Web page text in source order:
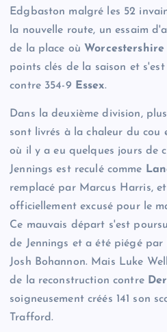
Edgbaston malgré les 52
la nouvelle route, un essaim
de la place où Worcestershire
points clés de la saison et
contre 354-9 Essex.
Dans la deuxième division,
sont livrés à la chaleur du
où il y a eu quelques jours de
Jennings est reculé comme
remplacé par Marcus Harris,
officiellement excusé pour le
Ce mauvais départ s'est
de Jennings et a été piégé
Josh Bohannon. Mais Luke
de la reconstruction contre
soigneusement créés 141 son
Trafford.